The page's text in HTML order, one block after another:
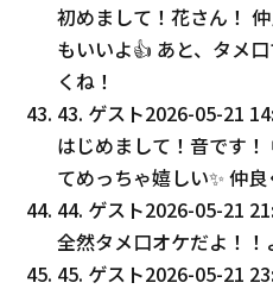
初めまして！花さん！
もいいよ👍️ あと、タメ
くね！
43. ゲスト2026-05-21
はじめまして！音です
てめっちゃ嬉しい✨ 仲
44. ゲスト2026-05-21
全然タメ口オケだよ！
45. ゲスト2026-05-21